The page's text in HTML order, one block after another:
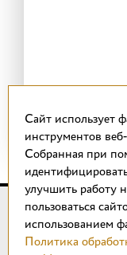
©
Магазин
Cайт использует
инструментов
Собранная при
улучшить работу
пользоваться
использованием
Политика